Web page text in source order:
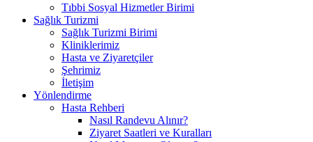
Tıbbi Sosyal Hizmetler Birimi
Sağlık Turizmi
Sağlık Turizmi Birimi
Kliniklerimiz
Hasta ve Ziyaretçiler
Şehrimiz
İletişim
Yönlendirme
Hasta Rehberi
Nasıl Randevu Alınır?
Ziyaret Saatleri ve Kuralları